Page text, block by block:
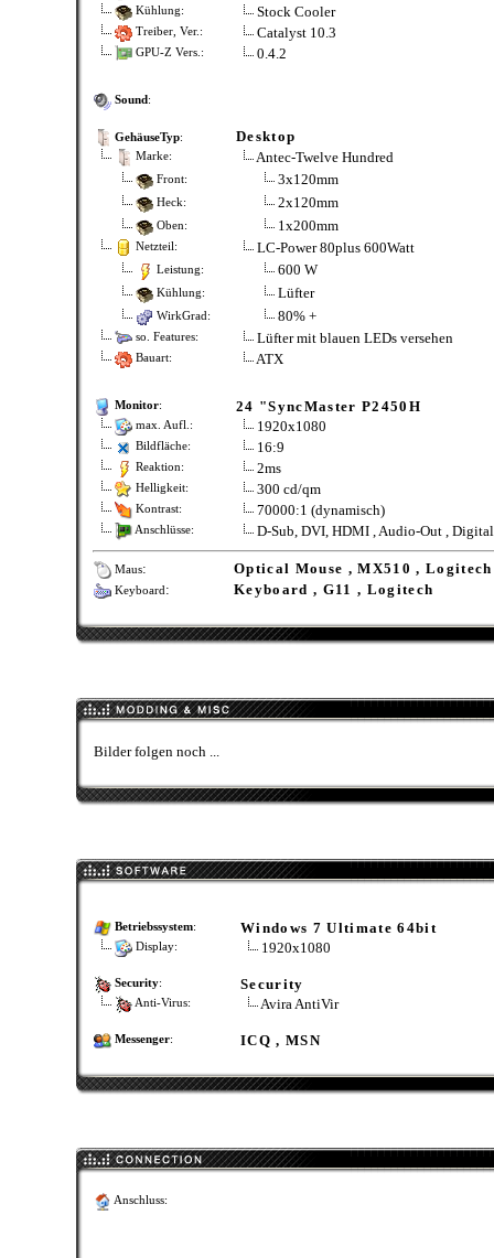
Kühlung: Stock Cooler
Treiber, Ver.: Catalyst 10.3
GPU-Z Vers.: 0.4.2
Sound:
GehäuseTyp: Desktop
Marke: Antec-Twelve Hundred
Front: 3x120mm
Heck: 2x120mm
Oben: 1x200mm
Netzteil: LC-Power 80plus 600Watt
Leistung: 600 W
Kühlung: Lüfter
WirkGrad: 80% +
so. Features: Lüfter mit blauen LEDs versehen
Bauart: ATX
Monitor: 24 "SyncMaster P2450H
max. Aufl.: 1920x1080
Bildfläche: 16:9
Reaktion: 2ms
Helligkeit: 300 cd/qm
Kontrast: 70000:1 (dynamisch)
Anschlüsse: D-Sub, DVI, HDMI , Audio-Out ,
Maus: Optical Mouse , MX510 , Logitech
Keyboard: Keyboard , G11 , Logitech
Bilder folgen noch ...
Betriebssystem: Windows 7 Ultimate 64bit
Display: 1920x1080
Security: Security
Anti-Virus: Avira AntiVir
Messenger: ICQ , MSN
Anschluss: